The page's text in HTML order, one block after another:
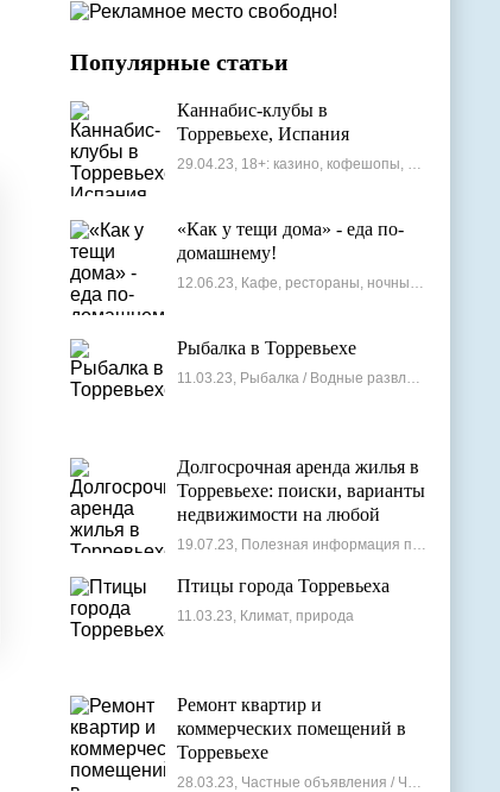
Популярные статьи
Каннабис-клубы в
Торревьехе, Испания
29.04.23, 18+: казино, кофешопы, стрип-бары
«Как у тещи дома» - еда по-
домашнему!
12.06.23, Кафе, рестораны, ночные клубы
Рыбалка в Торревьехе
11.03.23, Рыбалка / Водные развлечения
Долгосрочная аренда жилья в
Торревьехе: поиски, варианты
недвижимости на любой
бюджет
19.07.23, Полезная информация по недвижимости
Птицы города Торревьеха
11.03.23, Климат, природа
Ремонт квартир и
коммерческих помещений в
Торревьехе
28.03.23, Частные объявления / Частные мастера